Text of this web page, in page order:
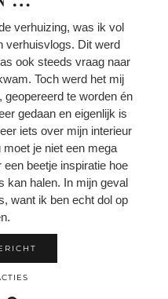
verhuizing, was ik vol
verhuisvlogs. Dit werd
ook steeds vraag naar
Toch werd het mij
te worden én
gedaan en eigenlijk is
iets over mijn interieur
je niet een mega
beetje inspiratie hoe
kan halen. In mijn geval
want ik ben echt dol op